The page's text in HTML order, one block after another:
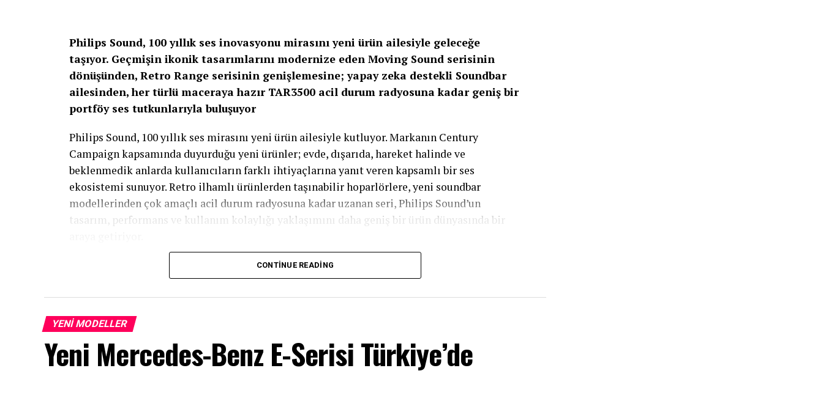
Philips Sound, 100 yıllık ses inovasyonu mirasını yeni ürün ailesiyle geleceğe
taşıyor. Geçmişin ikonik tasarımlarını modernize eden Moving Sound serisinin
dönüşünden, Retro Range serisinin genişlemesine; yapay zeka destekli Soundbar
ailesinden, her türlü maceraya hazır TAR3500 acil durum radyosuna kadar geniş bir
portföy ses tutkunlarıyla buluşuyor
Philips Sound, 100 yıllık ses mirasını yeni ürün ailesiyle kutluyor. Markanın Century
Campaign kapsamında duyurduğu yeni ürünler; evde, dışarıda, hareket halinde ve
beklenmedik anlarda kullanıcıların farklı ihtiyaçlarına yanıt veren kapsamlı bir ses
ekosistemi sunuyor. Retro ilhamlı ürünlerden taşınabilir hoparlörlere, yeni soundbar
modellerinden çok amaçlı acil durum radyosuna kadar uzanan seri, Philips Sound’un
tasarım, performans ve kullanım kolaylığı yaklaşımını daha geniş bir ürün dünyasında bir
Retro Range: Geçmişin karakteri, bugünün performansı
Philips Sound’un Retro Range ailesi, markanın tasarım hafızasını güncel performans
XL, daha büyük formu, 40W gücü, 20 radyo hafızası, 18 saate varan pil ömrü, Auracast
destekli Bluetooth bağlantısı ve IPX5 dayanıklılığıyla hem ev içinde hem açık havada
güçlü bir kullanım deneyimi sunuyor. V2500C ve V2500F olmak üzere iki farklı versiyonla
CONTINUE READING
YENI MODELLER
Yeni Mercedes-Benz E-Serisi Türkiye’de